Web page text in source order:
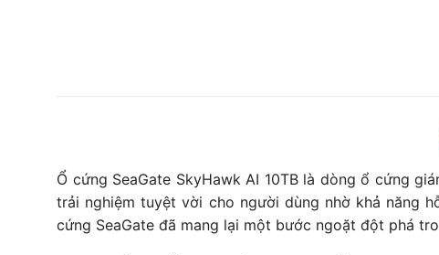
Ổ cứng SeaGate SkyHawk AI 10TB là dòng ổ cứng
trải nghiệm tuyệt vời cho người dùng nhờ khả năng
cứng SeaGate đã mang lại một bước ngoặt đột phá